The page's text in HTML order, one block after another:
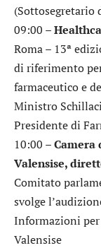
(Sottosegretario
09:00 –
Roma – 13ª
di riferimento
farmaceutico e
Ministro
Presidente di
10:00 –Camera
Valensise,
Comitato
svolge
Informazioni
Valensise